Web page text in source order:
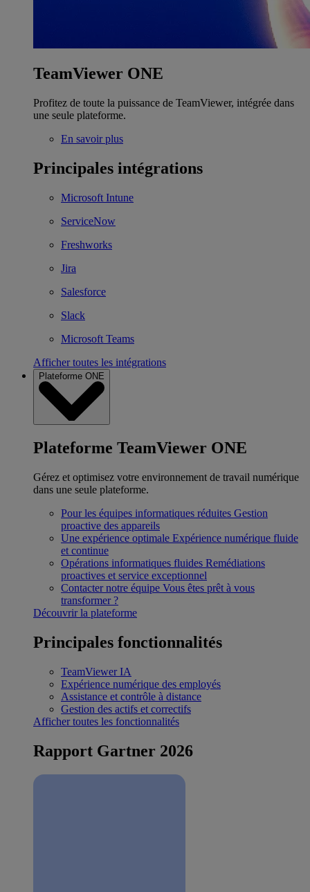
TeamViewer ONE
Profitez de toute la puissance de TeamViewer, intégrée dans
une seule plateforme.
En savoir plus
Principales intégrations
Microsoft Intune
ServiceNow
Freshworks
Jira
Salesforce
Slack
Microsoft Teams
Afficher toutes les intégrations
Plateforme ONE
Plateforme TeamViewer ONE
Gérez et optimisez votre environnement de travail numérique
dans une seule plateforme.
Pour les équipes informatiques réduites Gestion
proactive des appareils
Une expérience optimale Expérience numérique fluide
et continue
Opérations informatiques fluides Remédiations
proactives et service exceptionnel
Contacter notre équipe Vous êtes prêt à vous
transformer ?
Découvrir la plateforme
Principales fonctionnalités
TeamViewer IA
Expérience numérique des employés
Assistance et contrôle à distance
Gestion des actifs et correctifs
Afficher toutes les fonctionnalités
Rapport Gartner 2026